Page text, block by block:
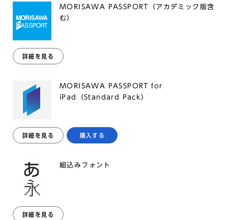
MORISAWA PASSPORT（アカデミック版含
む）
詳細を見る
MORISAWA PASSPORT for
iPad（Standard Pack）
詳細を見る 購入する
組込みフォント
詳細を見る